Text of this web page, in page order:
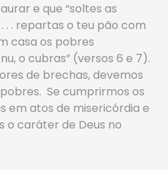
e que “soltes as
. . repartas o teu pão com
casa os pobres
o cubras” (versos 6 e 7).
de brechas, devemos
Se cumprirmos os
em atos de misericórdia e
o caráter de Deus no